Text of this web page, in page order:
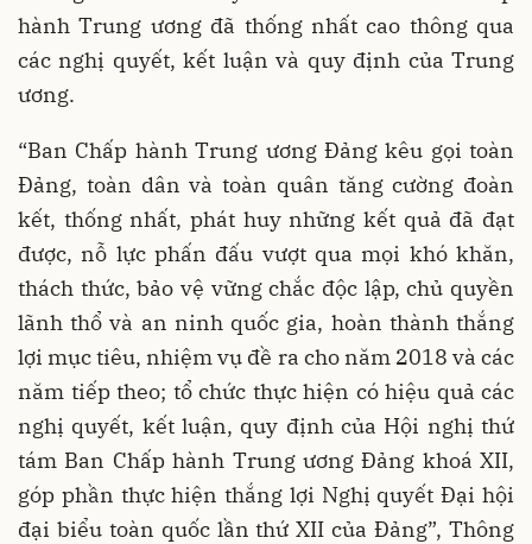
hành Trung ương đã thống nhất cao thông qua
các nghị quyết, kết luận và quy định của Trung
ương.
“Ban Chấp hành Trung ương Đảng kêu gọi toàn
Đảng, toàn dân và toàn quân tăng cường đoàn
kết, thống nhất, phát huy những kết quả đã đạt
được, nỗ lực phấn đấu vượt qua mọi khó khăn,
thách thức, bảo vệ vững chắc độc lập, chủ quyền
lãnh thổ và an ninh quốc gia, hoàn thành thắng
lợi mục tiêu, nhiệm vụ đề ra cho năm 2018 và các
năm tiếp theo; tổ chức thực hiện có hiệu quả các
nghị quyết, kết luận, quy định của Hội nghị thứ
tám Ban Chấp hành Trung ương Đảng khoá XII,
góp phần thực hiện thắng lợi Nghị quyết Đại hội
đại biểu toàn quốc lần thứ XII của Đảng”, Thông